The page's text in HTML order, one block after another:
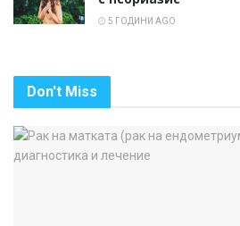
5 ГОДИНИ AGO
Don't Miss